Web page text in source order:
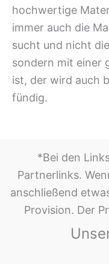
hochwertige
immer auch die
sucht und nicht
sondern mit einer
ist, der wird auch
fündig.
*Bei den
Partnerlinks.
anschließend
Provision. Der